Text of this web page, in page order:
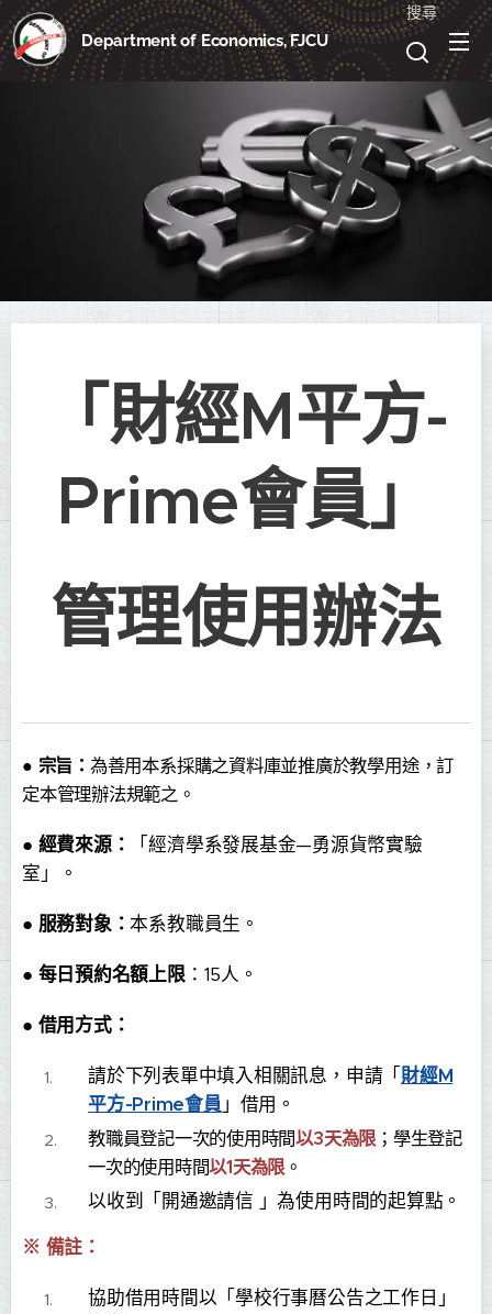
Department of Economics, FJCU
搜尋
「財經M平方-
Prime會員」
管理使用辦法
● 宗旨： 為善用本系採購之資料庫並推廣於教學用途，訂
定本管理辦法規範之。
● 經費來源：
「經濟學系發展基金—勇源貨幣實驗
室」。
● 服務對象：本系教職員生 。
● 每日預約名額上限：15人。
● 借用方式：
請於下列表單中填入相關訊息，申請「 財經M
平方-Prime會員 」 借用。
教職員登記一次的使用時間以3天為限 ；學生登記
一次的使用時間以1天為限 。
以收到「開通邀請信 」為使用時間的起算點。
※ 備註：
協助借用時間以「學校行事曆公告之工作日」